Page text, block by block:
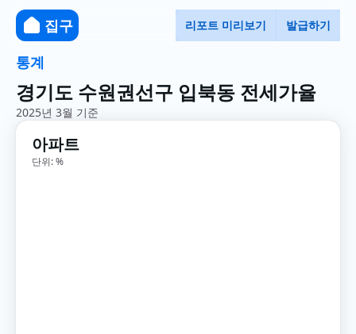
집구 리포트 미리보기 발급하기
통계
경기도 수원권선구 입북동 전세가율
2025년 3월 기준
아파트
단위: %